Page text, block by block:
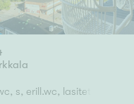
s, erill.wc, lasitettu parveke